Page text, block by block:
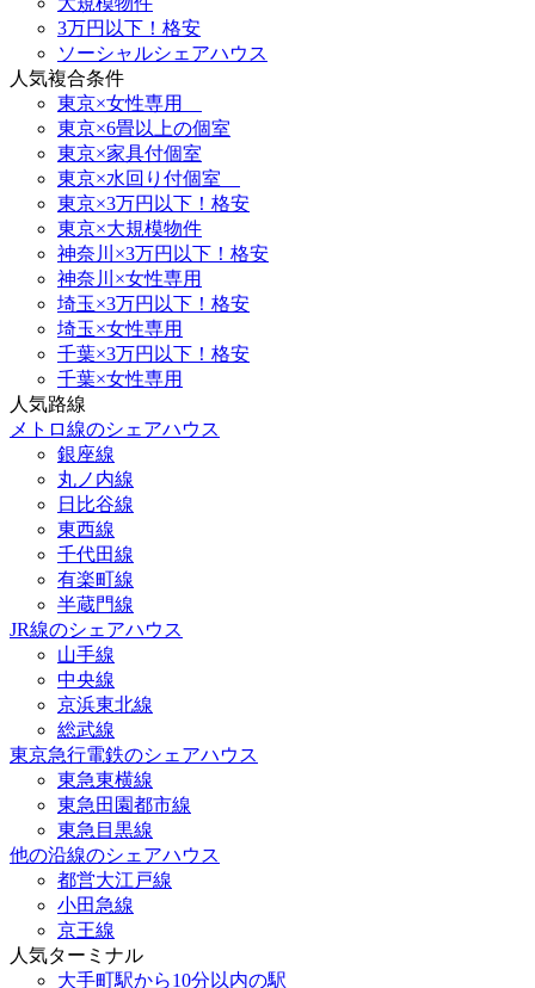
3万円以下！格安
ソーシャルシェアハウス
人気複合条件
東京×女性専用
東京×6畳以上の個室
東京×家具付個室
東京×水回り付個室
東京×3万円以下！格安
東京×大規模物件
神奈川×3万円以下！格安
神奈川×女性専用
埼玉×3万円以下！格安
埼玉×女性専用
千葉×3万円以下！格安
千葉×女性専用
人気路線
メトロ線のシェアハウス
銀座線
丸ノ内線
日比谷線
東西線
千代田線
有楽町線
半蔵門線
JR線のシェアハウス
山手線
中央線
京浜東北線
総武線
東京急行電鉄のシェアハウス
東急東横線
東急田園都市線
東急目黒線
他の沿線のシェアハウス
都営大江戸線
小田急線
京王線
人気ターミナル
大手町駅から10分以内の駅